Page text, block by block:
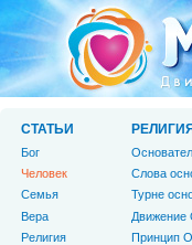
СТАТЬИ
Бог
Человек
Cемья
Вера
Религия
Слова
Турне
Движение
Принцип